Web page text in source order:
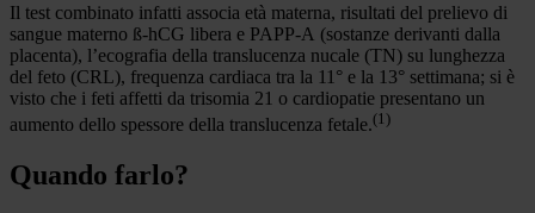
Il test combinato infatti associa età materna, risultati del prelievo di
sangue materno ß-hCG libera e PAPP-A (sostanze derivanti dalla
placenta), l’ecografia della translucenza nucale (TN) su lunghezza
del feto (CRL), frequenza cardiaca tra la 11° e la 13° settimana; si è
visto che i feti affetti da trisomia 21 o cardiopatie presentano un
aumento dello spessore della translucenza fetale.(1)
Quando farlo?